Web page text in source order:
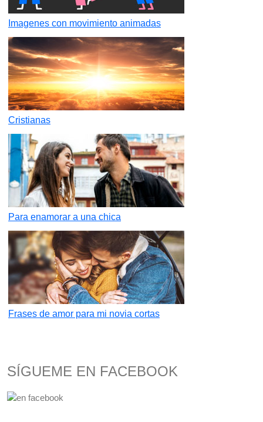
Imagenes con movimiento animadas
Cristianas
Para enamorar a una chica
Frases de amor para mi novia cortas
SÍGUEME EN FACEBOOK